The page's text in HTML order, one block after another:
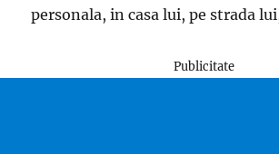
personala, in casa lui, pe strada
Publicitate